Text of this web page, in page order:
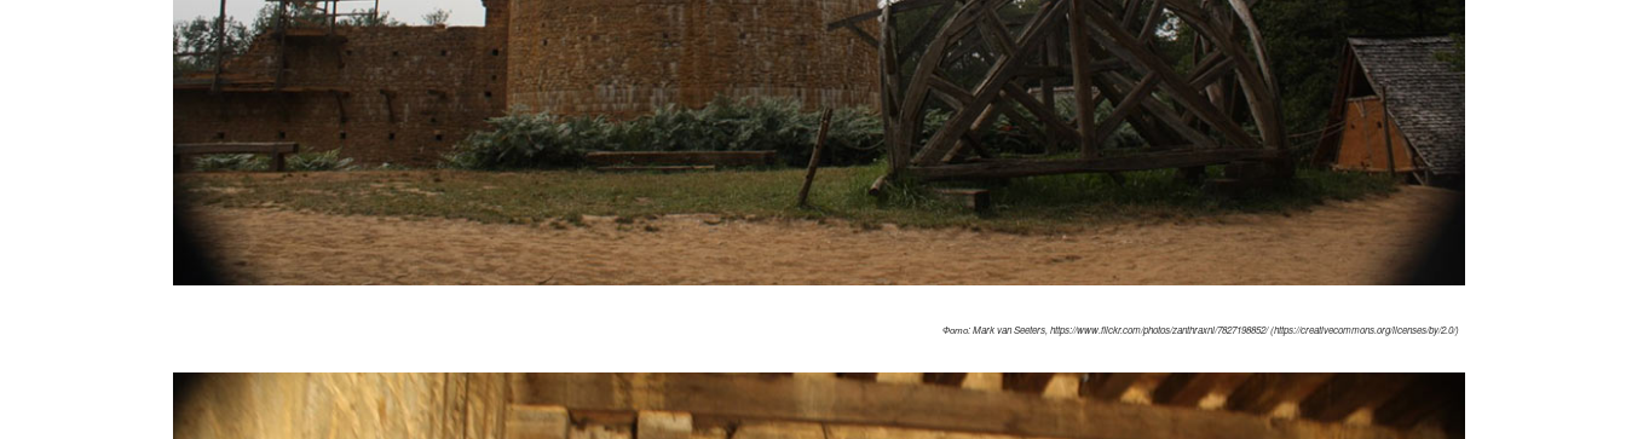
Фото: Mark van Seeters, https://www.flickr.com/photos/zanthraxnl/7827198852/ (https://creativecommons.org/licenses/by/2.0/)